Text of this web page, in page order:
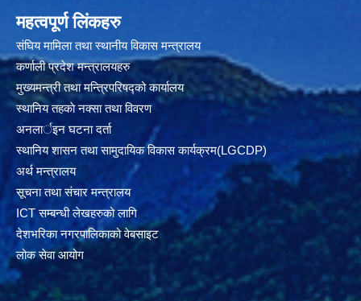
महत्वपूर्ण लिंकहरु
संघिय मामिला तथा स्थानीय विकास मन्त्रालय
कर्णाली प्रदेश मन्त्रालयहरु
मुख्यमन्त्री तथा मन्त्रिपरिषद्को कार्यालय
स्थानिय तहकाे नक्सा तथा विवरण
अनलार्इन घटना दर्ता
स्थानिय शासन तथा सामुदायिक विकास कार्यक्रम(LGCDP)
अर्थ मन्त्रालय
सूचना तथा संचार मन्त्रालय
ICT सम्बन्धी लेखहरुको लागि
देशभरिका नगरपालिकाको वेबसाइट
लोक सेवा आयोग